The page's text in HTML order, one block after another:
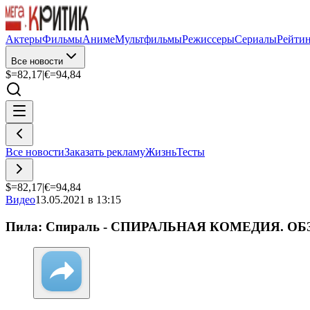
АктерыФильмыАнимеМультфильмыРежиссерыСериалы
Все новости
$=82,17|€=94,84
Все новостиЗаказать рекламуЖизньТесты
$=82,17|€=94,84
Видео13.05.2021 в 13:15
Пила: Спираль - СПИРАЛЬНАЯ КОМЕДИЯ.